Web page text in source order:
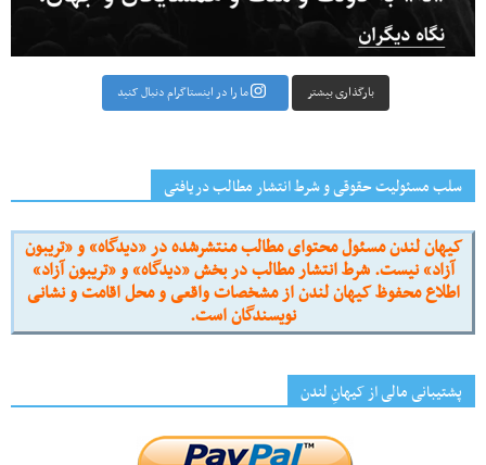
بارگذاری بیشتر ما را در اینستاگرام دنبال کنید
سلب مسئولیت حقوقی و شرط انتشار مطالب دریافتی
کیهان لندن مسئول محتوای مطالب منتشرشده در «دیدگاه» و «تریبون
آزاد» نیست. شرط انتشار مطالب در بخش «دیدگاه» و «تریبون آزاد»
اطلاع محفوظ کیهان لندن از مشخصات واقعی و محل اقامت و نشانی
نویسندگان است.
پشتیبانی مالی از کیهانِ لندن